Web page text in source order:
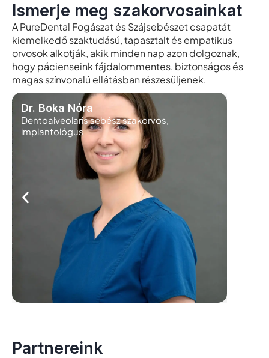
Ismerje meg szakorvosainkat
A PureDental Fogászat és Szájsebészet csapatát
kiemelkedő szaktudású, tapasztalt és empatikus
orvosok alkotják, akik minden nap azon dolgoznak,
hogy pácienseink fájdalommentes, biztonságos és
magas színvonalú ellátásban részesüljenek.
Dr. Boka Nóra
Dentoalveolaris sebész szakorvos,
implantológus
Partnereink